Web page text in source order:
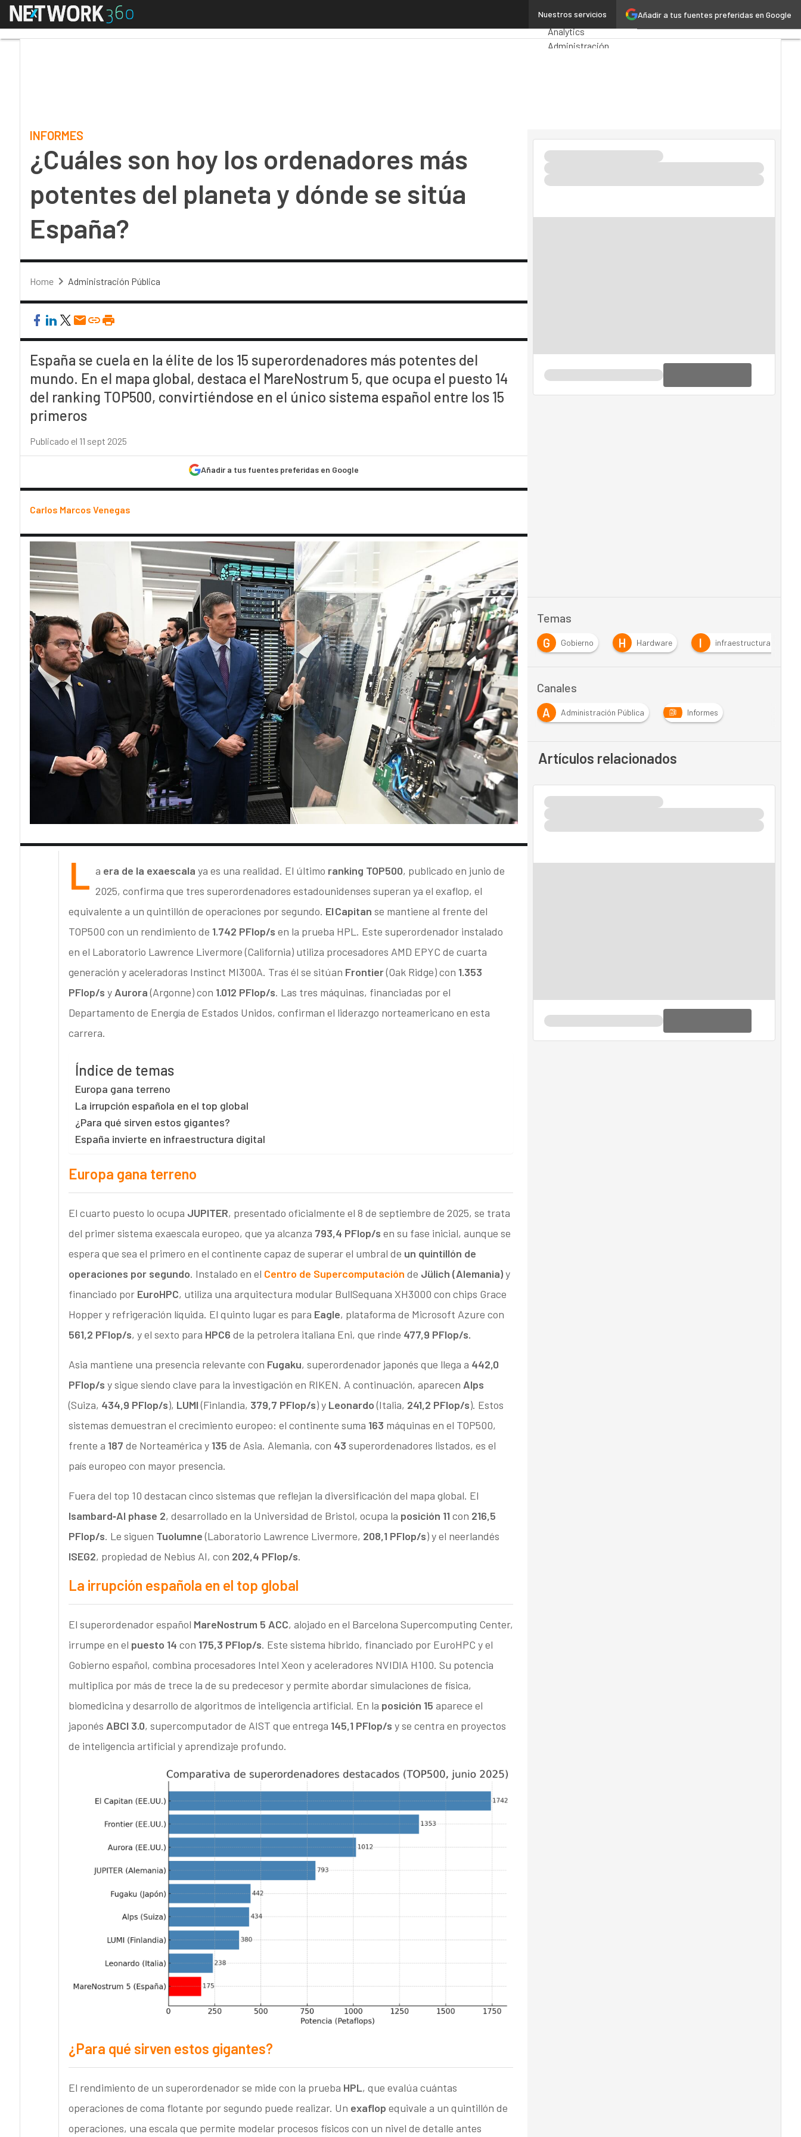
Añadir a tus fuentes preferidas en Google
Nuestros servicios
Menú ¿Cuáles son hoy los ordenadores más potentes del planeta y dónde se sitúa España?Premios Computing
Analytics
Administración
INFORMES
¿Cuáles son hoy los ordenadores más
potentes del planeta y dónde se sitúa
España?
Home Administración Pública
España se cuela en la élite de los 15 superordenadores más potentes del
mundo. En el mapa global, destaca el MareNostrum 5, que ocupa el puesto 14
del ranking TOP500, convirtiéndose en el único sistema español entre los 15
primeros
Publicado el 11 sept 2025
Añadir a tus fuentes preferidas en Google
Carlos Marcos Venegas
L a era de la exaescala ya es una realidad. El último ranking TOP500, publicado en junio de
2025, confirma que tres superordenadores estadounidenses superan ya el exaflop, el
equivalente a un quintillón de operaciones por segundo. El Capitan se mantiene al frente del
TOP500 con un rendimiento de 1.742 PFlop/s en la prueba HPL. Este superordenador instalado
en el Laboratorio Lawrence Livermore (California) utiliza procesadores AMD EPYC de cuarta
generación y aceleradoras Instinct MI300A. Tras él se sitúan Frontier(Oak Ridge) con 1.353
PFlop/s y Aurora(Argonne) con 1.012 PFlop/s. Las tres máquinas, financiadas por el
Departamento de Energía de Estados Unidos, confirman el liderazgo norteamericano en esta
carrera.
Índice de temas
Europa gana terreno
La irrupción española en el top global
¿Para qué sirven estos gigantes?
España invierte en infraestructura digital
Europa gana terreno
El cuarto puesto lo ocupa JUPITER, presentado oficialmente el 8 de septiembre de 2025, se trata
del primer sistema exaescala europeo, que ya alcanza 793,4 PFlop/s en su fase inicial, aunque se
espera que sea el primero en el continente capaz de superar el umbral de un quintillón de
operaciones por segundo. Instalado en el Centro de Supercomputación de Jülich (Alemania)y
financiado por EuroHPC, utiliza una arquitectura modular BullSequana XH3000 con chips Grace
Hopper y refrigeración líquida. El quinto lugar es para Eagle, plataforma de Microsoft Azure con
561,2 PFlop/s, y el sexto para HPC6 de la petrolera italiana Eni, que rinde 477,9 PFlop/s.
Asia mantiene una presencia relevante con Fugaku, superordenador japonés que llega a 442,0
PFlop/s y sigue siendo clave para la investigación en RIKEN. A continuación, aparecen Alps
(Suiza, 434,9 PFlop/s), LUMI(Finlandia, 379,7 PFlop/s) y Leonardo(Italia, 241,2 PFlop/s). Estos
sistemas demuestran el crecimiento europeo: el continente suma 163 máquinas en el TOP500,
frente a 187 de Norteamérica y135 de Asia. Alemania, con 43 superordenadores listados, es el
país europeo con mayor presencia.
Fuera del top 10 destacan cinco sistemas que reflejan la diversificación del mapa global. El
Isambard‑AI phase 2, desarrollado en la Universidad de Bristol, ocupa la posición 11 con 216,5
PFlop/s. Le siguen Tuolumne(Laboratorio Lawrence Livermore, 208,1 PFlop/s) y el neerlandés
ISEG2, propiedad de Nebius AI, con 202,4 PFlop/s.
La irrupción española en el top global
El superordenador español MareNostrum 5 ACC, alojado en el Barcelona Supercomputing Center,
irrumpe en el puesto 14 con 175,3 PFlop/s. Este sistema híbrido, financiado por EuroHPC y el
Gobierno español, combina procesadores Intel Xeon y aceleradores NVIDIA H100. Su potencia
multiplica por más de trece la de su predecesor y permite abordar simulaciones de física,
biomedicina y desarrollo de algoritmos de inteligencia artificial. En la posición 15 aparece el
japonés ABCI 3.0, supercomputador de AIST que entrega 145,1 PFlop/s y se centra en proyectos
de inteligencia artificial y aprendizaje profundo.
¿Para qué sirven estos gigantes?
El rendimiento de un superordenador se mide con la prueba HPL, que evalúa cuántas
operaciones de coma flotante por segundo puede realizar. Un exaflop equivale a un quintillón de
operaciones, una escala que permite modelar procesos físicos con un nivel de detalle antes
Temas
A
Almacenamiento G Gobierno H Hardware I infraestructuras
Canales
A
Administración Pública Informes
Artículos relacionados